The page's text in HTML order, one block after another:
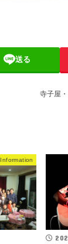
送る
寺子屋
Information